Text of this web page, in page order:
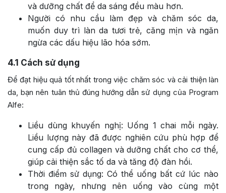
và dưỡng chất để da sáng đều màu hơn.
Người có nhu cầu làm đẹp và chăm sóc da,
muốn duy trì làn da tươi trẻ, căng mịn và ngăn
ngừa các dấu hiệu lão hóa sớm.
4.1 Cách sử dụng
Để đạt hiệu quả tốt nhất trong việc chăm sóc và cải thiện làn
da, bạn nên tuân thủ đúng hướng dẫn sử dụng của Program
Alfe:
Liều dùng khuyến nghị: Uống 1 chai mỗi ngày.
Liều lượng này đã được nghiên cứu phù hợp để
cung cấp đủ collagen và dưỡng chất cho cơ thể,
giúp cải thiện sắc tố da và tăng độ đàn hồi.
Thời điểm sử dụng: Có thể uống bất cứ lúc nào
trong ngày, nhưng nên uống vào cùng một